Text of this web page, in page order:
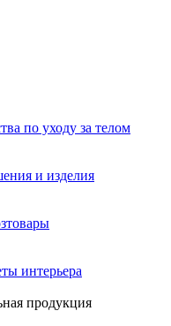
по уходу за телом
и изделия
интерьера
продукция